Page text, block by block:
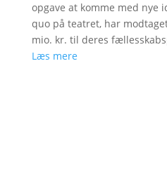
opgave at komme med nye
quo på teatret, har
mio. kr. til deres
Læs mere